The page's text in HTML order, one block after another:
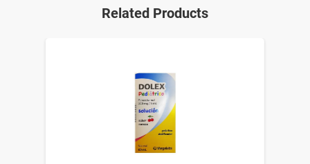
Related Products